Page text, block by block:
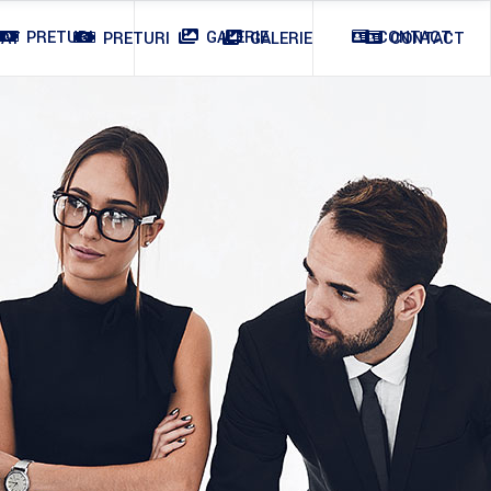
PRETURI GALERIE CONTACT
PRETURI GALERIE CONTACT